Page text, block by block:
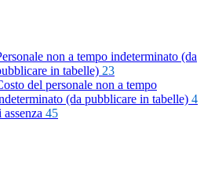
non a tempo indeterminato (da
in tabelle) 23
del personale non a tempo
(da pubblicare in tabelle) 4
45